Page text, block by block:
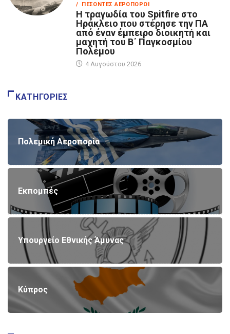
/ ΠΕΣΌΝΤΕΣ ΑΕΡΟΠΌΡΟΙ
Η τραγωδία του Spitfire στο
Ηράκλειο που στέρησε την ΠΑ
από έναν έμπειρο διοικητή και
μαχητή του Β΄ Παγκοσμίου
Πολέμου
4 Αυγούστου 2026
ΚΑΤΗΓΟΡΊΕΣ
Πολεμική Αεροπορία
Εκπομπές
Υπουργείο Εθνικής Άμυνας
Κύπρος